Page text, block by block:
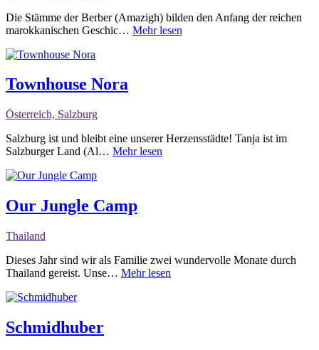
Die Stämme der Berber (Amazigh) bilden den Anfang der reichen
marokkanischen Geschic… Mehr lesen
Townhouse Nora
Österreich, Salzburg
Salzburg ist und bleibt eine unserer Herzensstädte! Tanja ist im
Salzburger Land (Al… Mehr lesen
Our Jungle Camp
Thailand
Dieses Jahr sind wir als Familie zwei wundervolle Monate durch
Thailand gereist. Unse… Mehr lesen
Schmidhuber